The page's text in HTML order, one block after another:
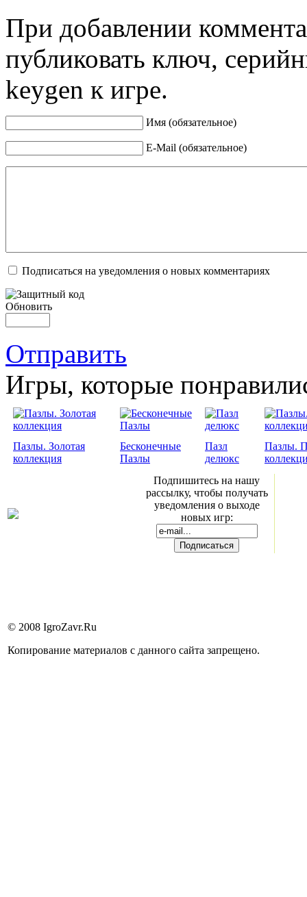
При добавлении
публиковать ключ,
keygen к игре.
Имя (обязательное)
E-Mail (обязательное)
Подписаться на уведомления о новых комментариях
Обновить
Отправить
Игры, которые
Пазлы. Золотая
коллекция
Бесконечные
Пазлы
Пазл
делюкс
Пазлы.
Подпишитесь на нашу
рассылку, чтобы получать
уведомления о выходе
новых игр:
© 2008 IgroZavr.Ru
Копирование материалов с данного сайта запрещено.